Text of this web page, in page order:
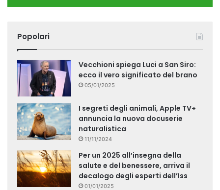
Popolari
Vecchioni spiega Luci a San Siro:
ecco il vero significato del brano
05/01/2025
I segreti degli animali, Apple TV+
annuncia la nuova docuserie
naturalistica
11/11/2024
Per un 2025 all’insegna della
salute e del benessere, arriva il
decalogo degli esperti dell’Iss
01/01/2025